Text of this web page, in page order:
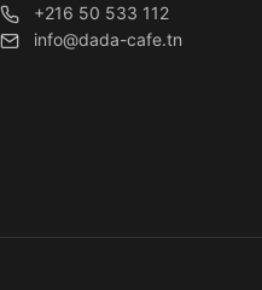
+216 50 533 112
info@dada-cafe.tn